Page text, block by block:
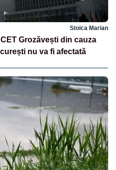
Stoica Marian
Grozăvești din cauza
nu va fi afectată